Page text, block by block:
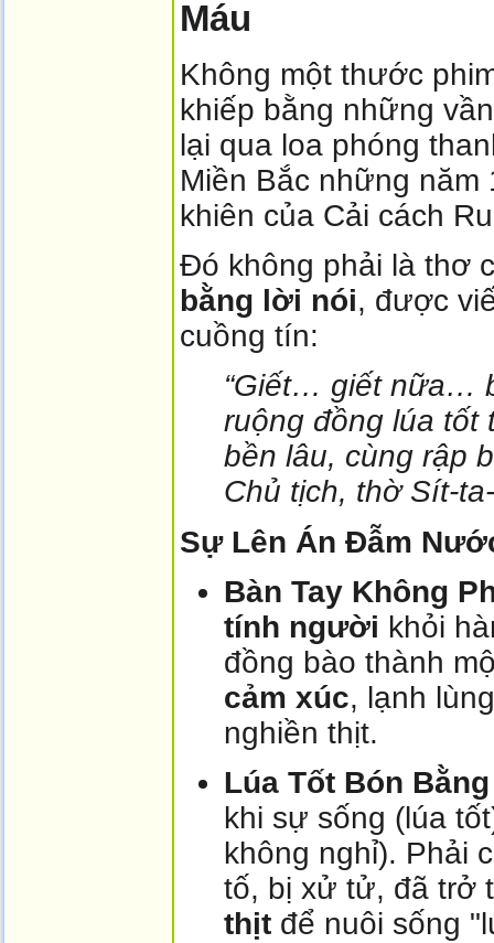
Máu
Không một thước
khiếp bằng những
lại qua loa phóng
Miền Bắc những năm
khiên của Cải cách
Đó không phải là thơ
bằng lời nói, được
cuồng tín:
“Giết… giết nữa…
ruộng đồng lúa tốt
bền lâu, cùng rập
Chủ tịch, thờ Sít-
Sự Lên Án Đẫm
Bàn Tay Không
tính người khỏi
đồng bào thành
cảm xúc, lạnh
nghiền thịt.
Lúa Tốt Bón
khi sự sống (lúa
không nghỉ). Phải
tố, bị xử tử, đã trở
thịt để nuôi sống